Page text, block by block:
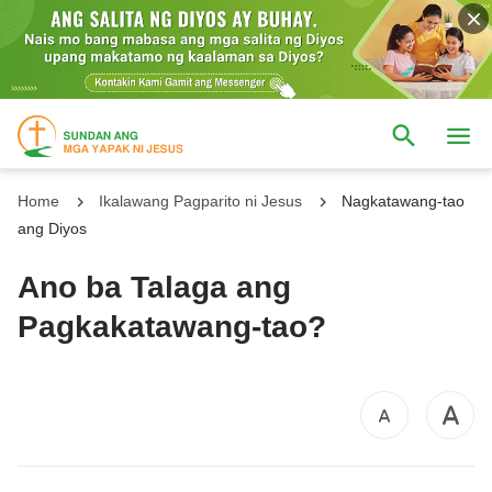
Home Ikalawang Pagparito ni Jesus
Nagkatawang-tao
ang Diyos
Ano ba Talaga ang
Pagkakatawang-tao?